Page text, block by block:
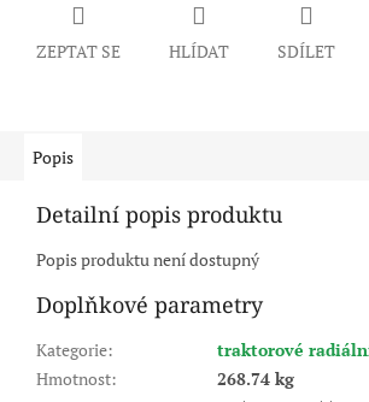
ZEPTAT SE HLÍDAT SDÍLET
Popis
Detailní popis produktu
Popis produktu není dostupný
Doplňkové parametry
Kategorie:
traktorové
Hmotnost:
268.74 kg